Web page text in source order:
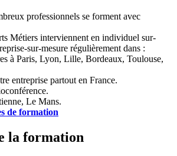
professionnels se forment avec
Métiers interviennent en individuel sur-
sur-mesure régulièrement dans :
à Paris, Lyon, Lille, Bordeaux, Toulouse,
entreprise partout en France.
Le Mans.
de formation
la formation